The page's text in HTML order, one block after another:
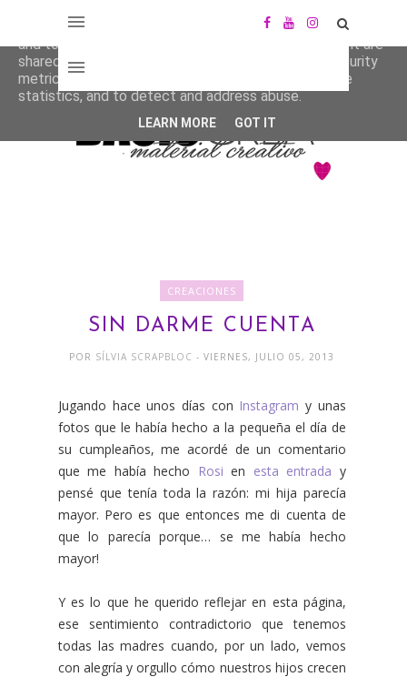
CREACIONES
SIN DARME CUENTA
POR SÍLVIA SCRAPBLOC- VIERNES, JULIO 05, 2013
Jugando hace unos días con Instagram y unas
fotos que le había hecho a la pequeña el día de
su cumpleaños, me acordé de un comentario
que me había hecho
Rosi en esta entrada y
pensé que tenía toda la razón: mi hija parecía
mayor. Pero es que entonces me di cuenta de
que lo parecía porque… se me había hecho
mayor!
Y es lo que he querido reflejar en esta página,
ese sentimiento contradictorio que tenemos
todas las madres cuando, por un lado, vemos
con alegría y orgullo cómo nuestros hijos crecen
This site uses cookies from Google to deliver its services
and to analyze traffic. Your IP address and user-agent are
shared with Google along with performance and security
metrics to ensure quality of service, generate usage
statistics, and to detect and address abuse.
LEARN MORE GOT IT